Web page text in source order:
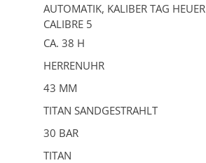
AUTOMATIK, KALIBER TAG HEUER
CALIBRE 5
CA. 38 H
HERRENUHR
43 MM
TITAN SANDGESTRAHLT
30 BAR
TITAN